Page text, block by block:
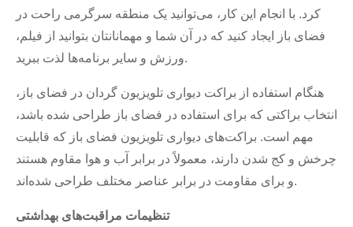
کرد. با انجام این کار، می‌توانید یک منطقه سرگرمی راحت در
فضای باز ایجاد کنید که در آن شما و مهمانانتان بتوانید از فیلم،
ورزش و سایر برنامه‌ها لذت ببرید.
هنگام استفاده از براکت دیواری تلویزیون گردان در فضای باز،
انتخاب براکتی که برای استفاده در فضای باز طراحی شده باشد،
مهم است. براکت‌های دیواری تلویزیون فضای باز که قابلیت
چرخش و کج شدن دارند، معمولاً در برابر آب و هوا مقاوم هستند
و برای مقاومت در برابر عناصر مختلف طراحی شده‌اند.
تنظیمات مراقبت‌های بهداشتی